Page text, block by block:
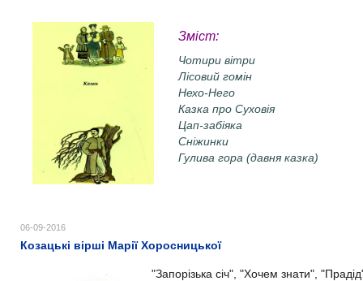
Зміст:
Чотири вітри
Лісовий гомін
Нехо-Него
Казка про Суховія
Цап-забіяка
Сніжинки
Гулива гора (давня казка)
06-09-2016
Козацькі вірші Марії Хоросницької
"Запорізька січ", "Хочем знати",